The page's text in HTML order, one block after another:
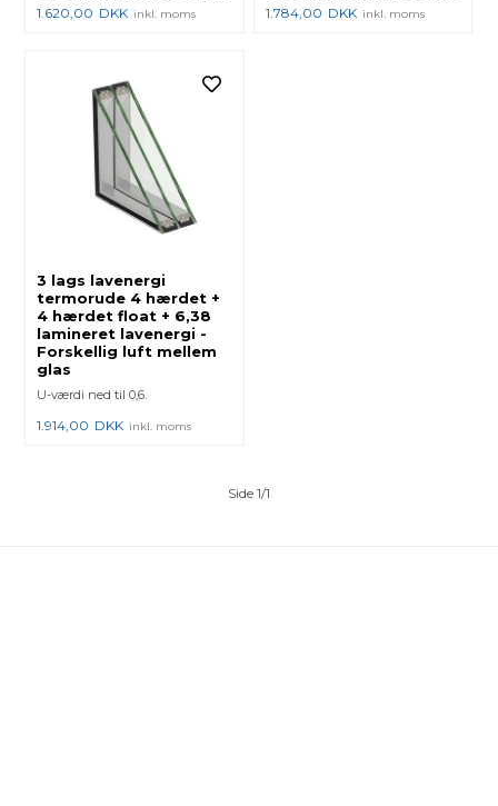
1.620,00 DKK inkl. moms 1.784,00 DKK inkl. moms
3 lags lavenergi
termorude 4 hærdet +
4 hærdet float + 6,38
lamineret lavenergi -
Forskellig luft mellem
glas
U-værdi ned til 0,6.
1.914,00 DKK inkl. moms
Side 1/1